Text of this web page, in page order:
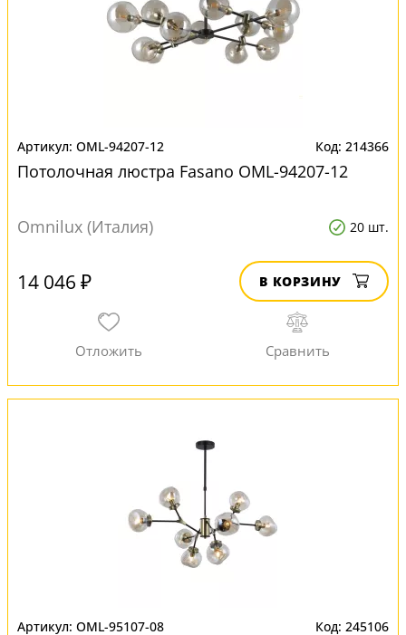
OML-94207-12 214366
Потолочная люстра Fasano OML-94207-12
Omnilux (Италия) 20 шт.
14 046 ₽ В КОРЗИНУ
OML-95107-08 245106